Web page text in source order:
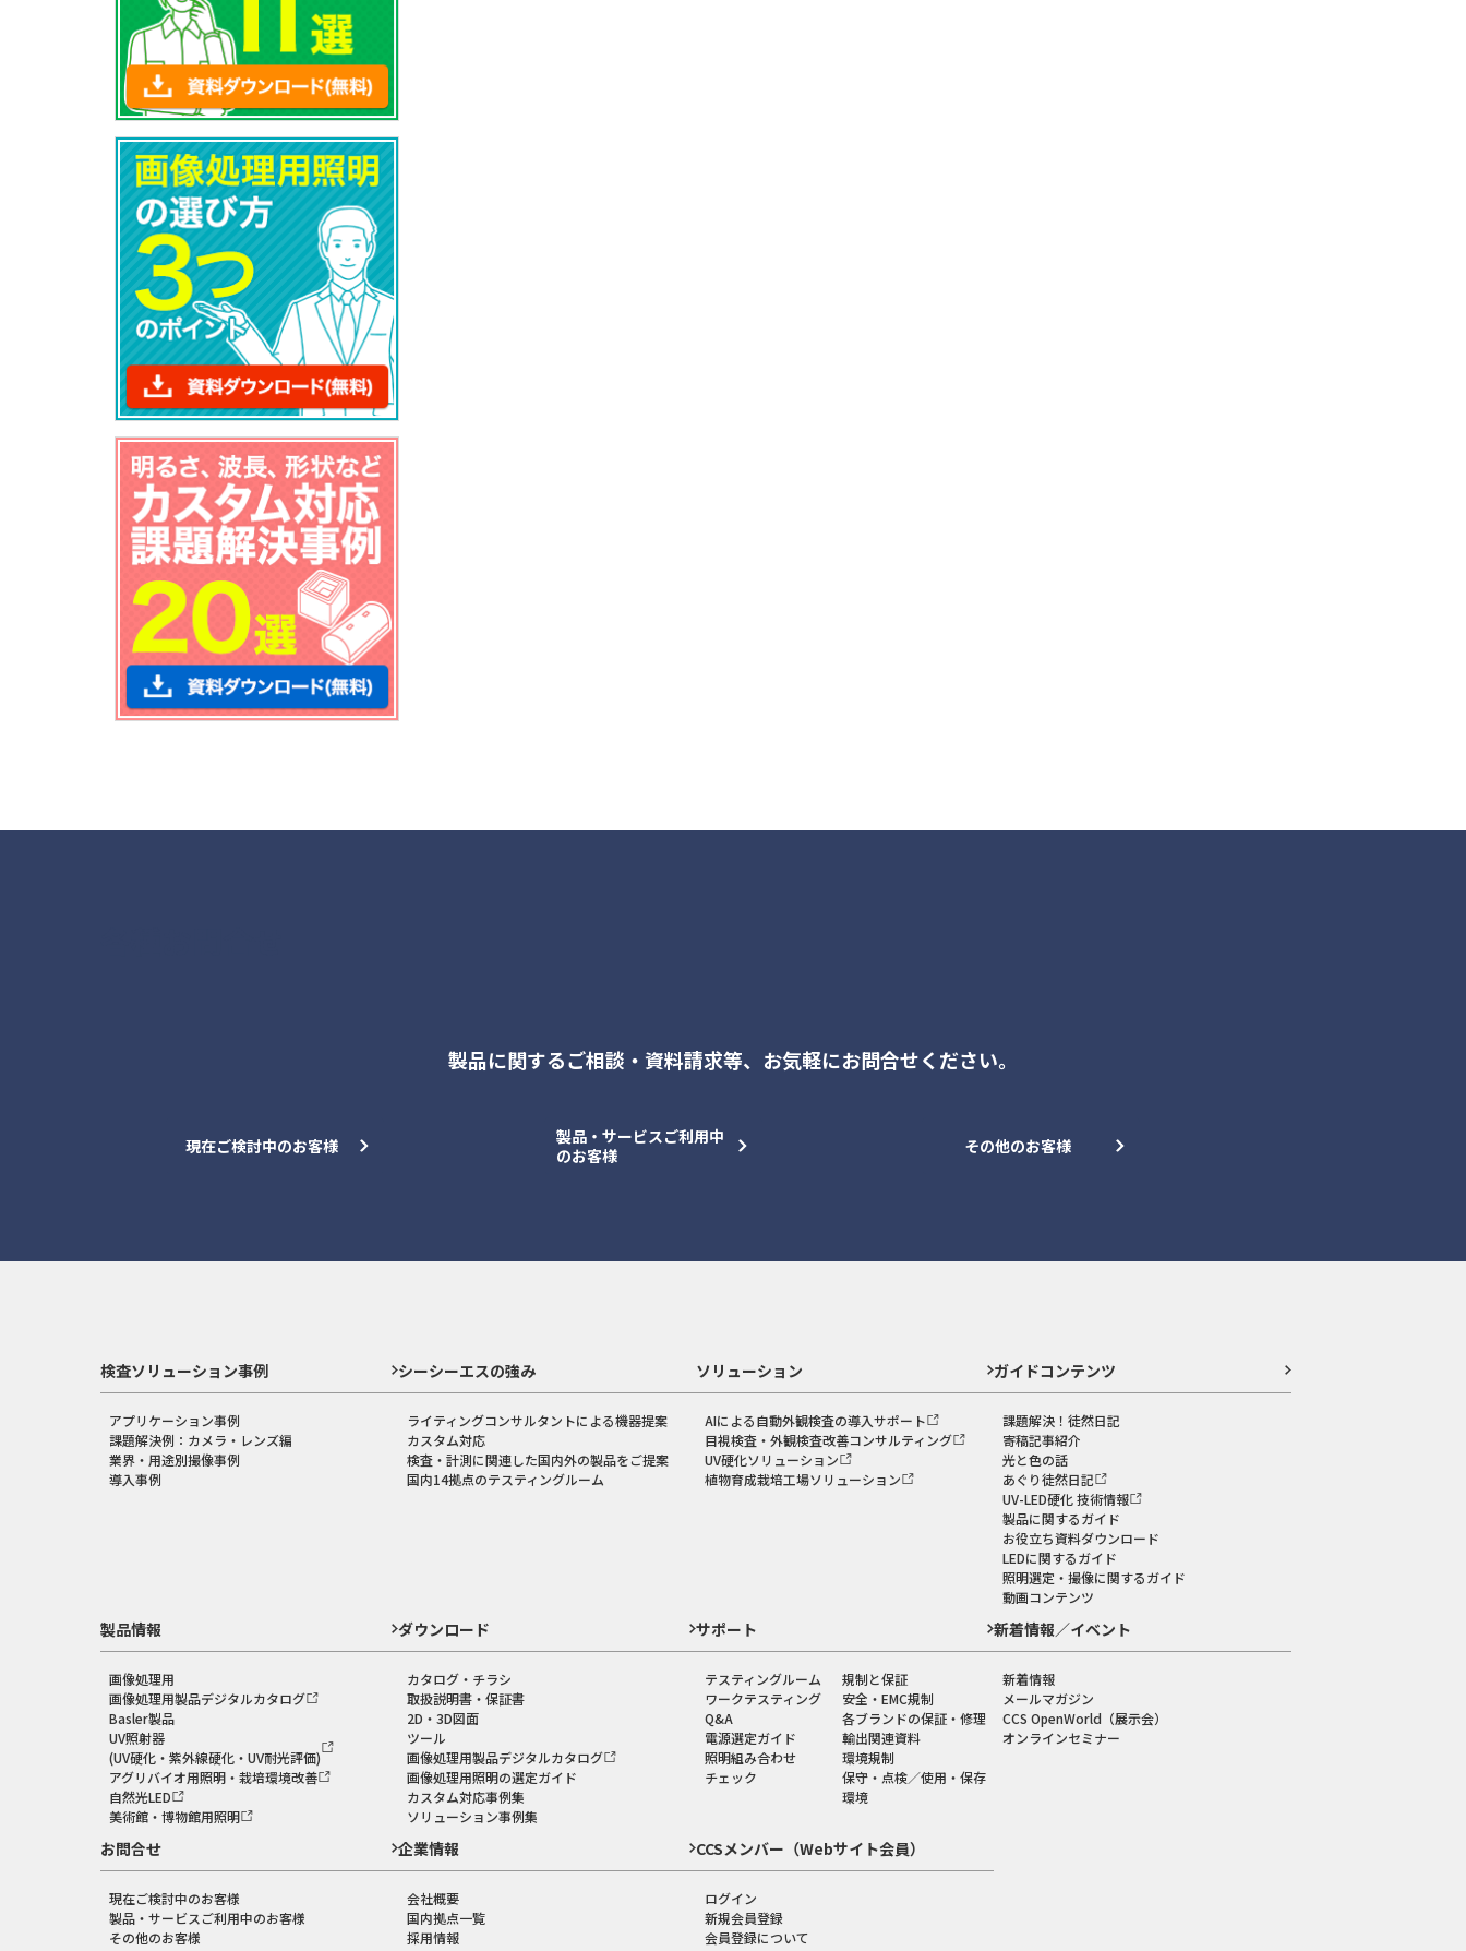
製品に関するご相談・資料請求等、 お気軽にお問合せください。
現在ご検討中のお客様
製品・サービスご利用中
のお客様
その他のお客様
検査ソリューション事例
アプリケーション事例
課題解決例：カメラ・レンズ編
業界・用途別撮像事例
導入事例
シーシーエスの強み
ライティングコンサルタントによる機器提案
カスタム対応
検査・計測に関連した国内外の製品をご提案
国内14拠点のテスティングルーム
ソリューション
AIによる自動外観検査の導入サポート
目視検査・外観検査改善コンサルティング
UV硬化ソリューション
植物育成栽培工場ソリューション
ガイドコンテンツ
課題解決！徒然日記
寄稿記事紹介
光と色の話
あぐり徒然日記
UV-LED硬化 技術情報
製品に関するガイド
お役立ち資料ダウンロード
LEDに関するガイド
照明選定・撮像に関するガイド
動画コンテンツ
製品情報
画像処理用
画像処理用製品デジタルカタログ
Basler製品
UV照射器
(UV硬化・紫外線硬化・UV耐光評価)
アグリバイオ用照明・栽培環境改善
自然光LED
美術館・博物館用照明
ダウンロード
カタログ・チラシ
取扱説明書・保証書
2D・3D図面
ツール
画像処理用製品デジタルカタログ
画像処理用照明の選定ガイド
カスタム対応事例集
ソリューション事例集
サポート
テスティングルーム
ワークテスティング
Q&A
電源選定ガイド
照明組み合わせ
チェック
規制と保証
安全・EMC規制
各ブランドの保証・修理
輸出関連資料
環境規制
保守・点検／使用・保存
環境
新着情報／イベント
新着情報
メールマガジン
CCS OpenWorld（展示会）
オンラインセミナー
お問合せ
現在ご検討中のお客様
製品・サービスご利用中のお客様
その他のお客様
企業情報
会社概要
国内拠点一覧
採用情報
CCSメンバー（Webサイト会員）
ログイン
新規会員登録
会員登録について